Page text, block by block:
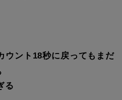
ウント18秒に戻ってもまだ
る